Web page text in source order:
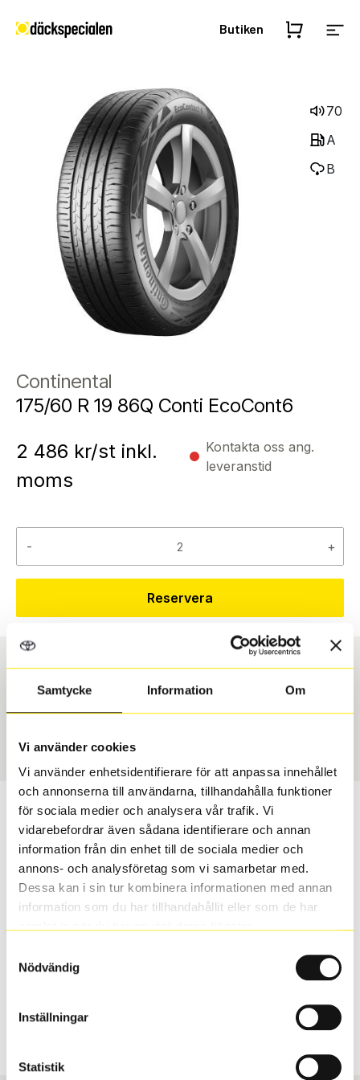
Samtycke Information Om
Vi använder cookies
Vi använder enhetsidentifierare för att anpassa innehållet
och annonserna till användarna, tillhandahålla funktioner
för sociala medier och analysera vår trafik. Vi
vidarebefordrar även sådana identifierare och annan
information från din enhet till de sociala medier och
annons- och analysföretag som vi samarbetar med.
Dessa kan i sin tur kombinera informationen med annan
information som du har tillhandahållit eller som de har
Nödvändig
Inställningar
Statistik
Butiken
70
A
B
Continental
175/60 R 19 86Q Conti EcoCont6
2 486 kr/st inkl.
moms
Kontakta oss ang.
leveranstid
- +
Reservera
Däcktyp Däckstorlek
3445
Passar detta däck min bil?
Ange registreringsnummer för att se om det däck du
valt passar din bilmodell. Om du köper däck som skall
sättas på dina befintliga fälgar, se till att kolla en extra
gång så att däck och fälg har samma dimensioner.
Ibland kan fälgen ha bytts ut under årens lopp och
fabrik.
S Sök